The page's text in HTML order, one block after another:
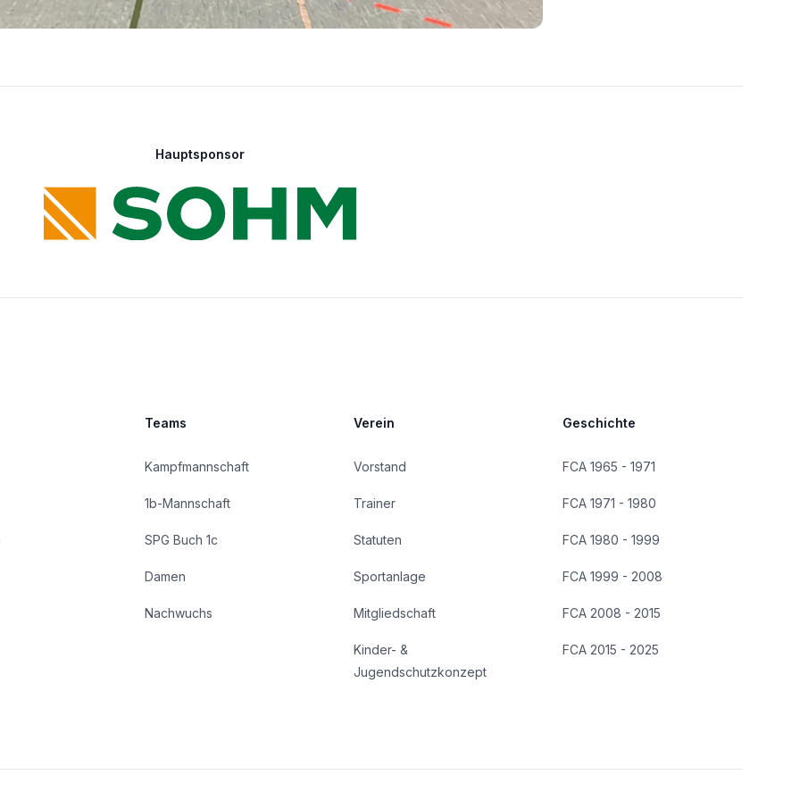
Hauptsponsor
Teams
Kampfmannschaft
1b-Mannschaft
SPG Buch 1c
Damen
Nachwuchs
Verein
Vorstand
Trainer
Statuten
Sportanlage
Mitgliedschaft
Kinder- &
Jugendschutzkonzept
Geschichte
FCA 1965 - 1971
FCA 1971 - 1980
FCA 1980 - 1999
FCA 1999 - 2008
FCA 2008 - 2015
FCA 2015 - 2025